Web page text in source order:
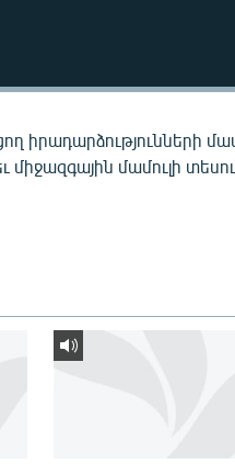
իրադարձությունների
մամուլի